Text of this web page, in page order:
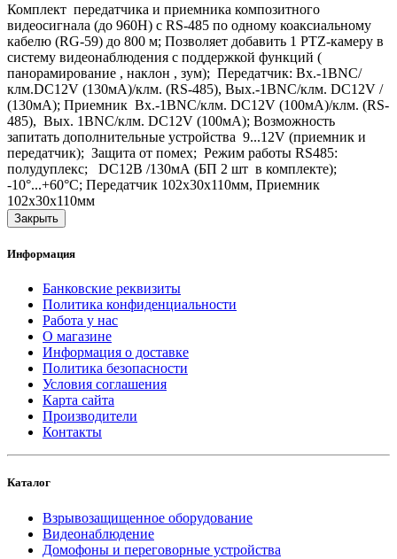
Комплект передатчика и приемника композитного
видеосигнала (до 960H) с RS-485 по одному коаксиальному
кабелю (RG-59) до 800 м; Позволяет добавить 1 PTZ-камеру в
систему видеонаблюдения с поддержкой функций (
панорамирование , наклон , зум); Передатчик: Вх.-1BNC/
клм.DC12V (130мA)/клм. (RS-485), Вых.-1BNC/клм. DC12V /
(130мA); Приемник Вх.-1BNC/клм. DС12V (100мA)/клм. (RS-
485), Вых. 1BNC/клм. DС12V (100мA); Возможность
запитать дополнительные устройства 9...12V (приемник и
передатчик); Защита от помех; Режим работы RS485:
полудуплекс; DC12В /130мА (БП 2 шт в комплекте);
-10°...+60°C; Передатчик 102x30x110мм, Приемник
102x30x110мм
Закрыть
Информация
Банковские реквизиты
Политика конфиденциальности
Работа у нас
О магазине
Информация о доставке
Политика безопасности
Условия соглашения
Карта сайта
Производители
Контакты
Каталог
Взрывозащищенное оборудование
Видеонаблюдение
Домофоны и переговорные устройства